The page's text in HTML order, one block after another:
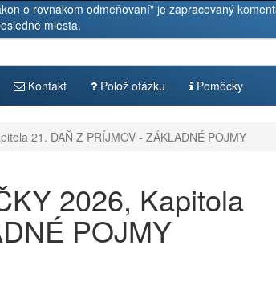
o rovnakom odmeňovaní" je zapracovaný
miesta.
Kontakt Polož otázku Pomôcky
21. DAŇ Z PRÍJMOV - ZÁKLADNÉ POJMY
2026, Kapitola
POJMY